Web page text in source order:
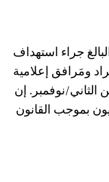
جراء استهداف
ومَرافق إعلامية
الفترة 18-20 تشرين الثاني/نوفمبر. إن
بموجب القانون